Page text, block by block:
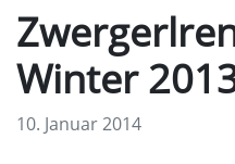
Winter
10. Januar 2014